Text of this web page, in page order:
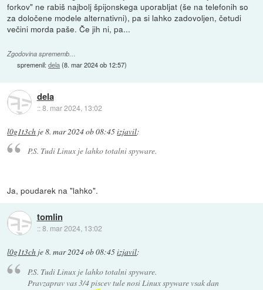
forkov" ne rabiš najbolj špijonskega uporabljat (še na telefonih so
za določene modele alternativni), pa si lahko zadovoljen, četudi
večini morda paše. Če jih ni, pa...
Zgodovina sprememb…
spremenil:dela(8. mar 2024 ob 12:57)
dela
::8. mar 2024, 13:02
l0g1t3ch je8. mar 2024 ob 08:45izjavil:
P.S. Tudi Linux je lahko totalni spyware.
Ja, poudarek na "lahko".
tomlin
::8. mar 2024, 13:02
l0g1t3ch je8. mar 2024 ob 08:45izjavil:
P.S. Tudi Linux je lahko totalni spyware.
Pravzaprav vas 3/4 piscev tule nosi Linux spyware vsak dan